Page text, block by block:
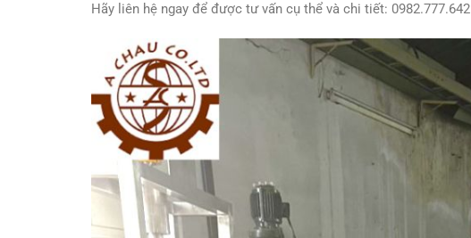
Hãy liên hệ ngay để được tư vấn cụ thể và chi tiết: